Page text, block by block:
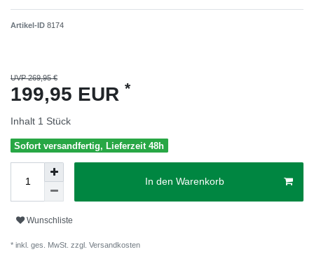
Artikel-ID 8174
UVP 269,95 €
199,95 EUR *
Inhalt 1 Stück
Sofort versandfertig, Lieferzeit 48h
In den Warenkorb
Wunschliste
* inkl. ges. MwSt. zzgl. Versandkosten